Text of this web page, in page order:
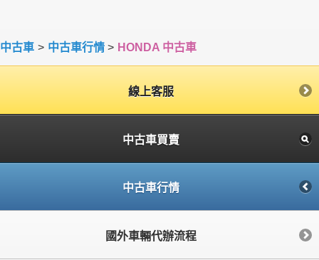
中古車 > 中古車行情 > HONDA 中古車
線上客服
中古車買賣
中古車行情
國外車輛代辦流程